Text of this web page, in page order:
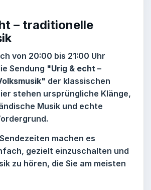
– traditionelle
von 20:00 bis 21:00 Uhr
Sendung "Urig & echt –
der klassischen
stehen ursprüngliche Klänge,
Musik und echte
machen es
gezielt einzuschalten und
zu hören, die Sie am meisten